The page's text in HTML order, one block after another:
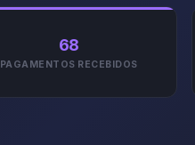
68
PAGAMENTOS RECEBIDOS